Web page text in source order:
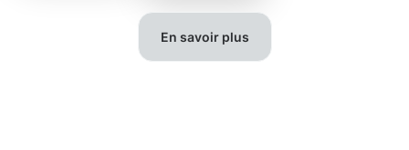
En savoir plus